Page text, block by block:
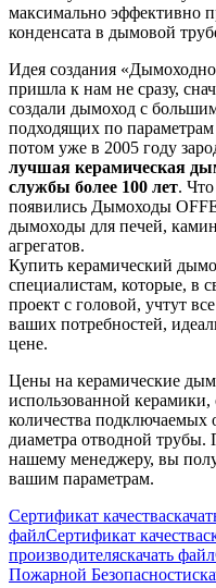
максимально эффективно
конденсата в дымовой
Идея создания
пришла к нам не сразу,
создали дымоход с
подходящих по
потом уже в 2005 году
лучшая керамическая
службы более 100 лет.
появились Дымоходы
дымоходы для печей,
агрегатов.
Купить керамический
специалистам, которые, в
проект с головой, учтут
ваших потребностей,
цене.
Цены на керамические
использованной
количества подключаемых
диаметра отводной
нашему менеджеру, вы
вашим параметрам.
Сертификат качества
файлСертификат качества
производителяскачать файл
Пожарной Безопасности